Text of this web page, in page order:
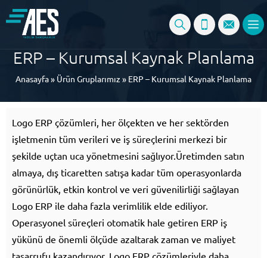
ERP – Kurumsal Kaynak Planlama
Anasayfa» Ürün Gruplarımız » ERP – Kurumsal Kaynak Planlama
Logo ERP çözümleri, her ölçekten ve her sektörden
işletmenin tüm verileri ve iş süreçlerini merkezi bir
şekilde uçtan uca yönetmesini sağlıyor.Üretimden satın
almaya, dış ticaretten satışa kadar tüm operasyonlarda
görünürlük, etkin kontrol ve veri güvenilirliği sağlayan
Logo ERP ile daha fazla verimlilik elde ediliyor.
Operasyonel süreçleri otomatik hale getiren ERP iş
yükünü de önemli ölçüde azaltarak zaman ve maliyet
tasarrufu kazandırıyor. Logo ERP çözümleriyle daha